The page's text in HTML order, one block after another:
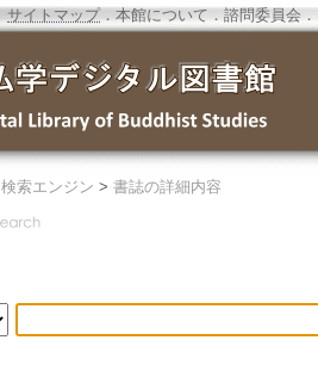
サイトマップ．本館について ． 諮問委員会 ．
検索エンジン > 書誌の詳細内容